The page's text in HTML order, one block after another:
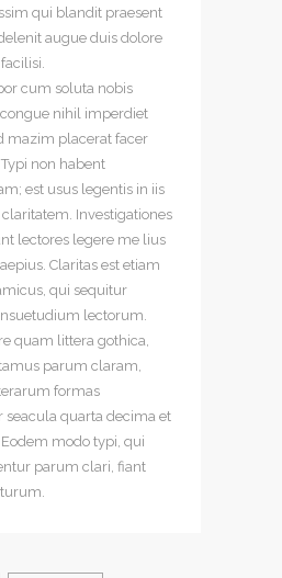
qui blandit praesent
augue duis dolore
cum soluta nobis
nihil imperdiet
mazim placerat facer
non habent
est usus legentis in iis
Investigationes
lectores legere me lius
Claritas est etiam
qui sequitur
lectorum.
quam littera gothica,
parum claram,
formas
seacula quarta decima et
modo typi, qui
parum clari, fiant